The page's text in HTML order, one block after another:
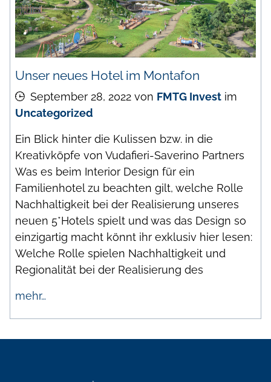
Unser neues Hotel im Montafon
September 28, 2022 von FMTG Invest im
Uncategorized
Ein Blick hinter die Kulissen bzw. in die
Kreativköpfe von Vudafieri-Saverino Partners
Was es beim Interior Design für ein
Familienhotel zu beachten gilt, welche Rolle
Nachhaltigkeit bei der Realisierung unseres
neuen 5*Hotels spielt und was das Design so
einzigartig macht könnt ihr exklusiv hier lesen:
Welche Rolle spielen Nachhaltigkeit und
Regionalität bei der Realisierung des
mehr…